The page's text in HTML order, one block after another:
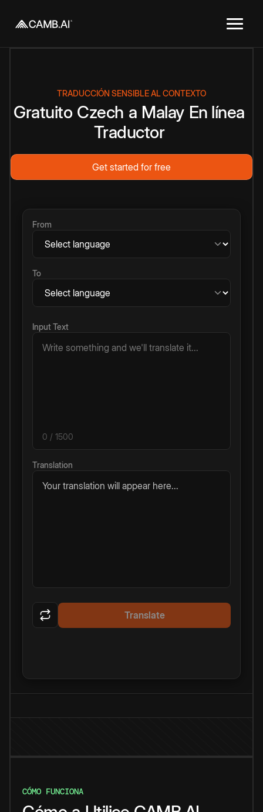
TRADUCCIÓN SENSIBLE AL CONTEXTO
Gratuito Czech a Malay En línea
Traductor
Get started for free
From
To
Input Text
0 / 1500
Translation
Your translation will appear here...
Translate
CÓMO FUNCIONA